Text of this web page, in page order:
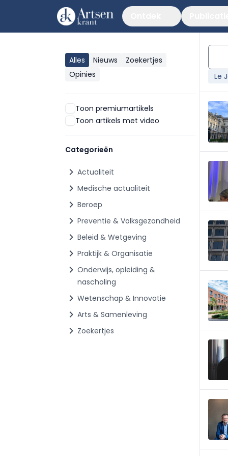
Alles Nieuws
Zoekertjes
Opinies
Toon premiumartikels
Toon artikels met video
Categorieën
chevron_right Actualiteit
chevron_right Medische actualiteit
chevron_right Beroep
chevron_right Preventie & Volksgezondheid
chevron_right Beleid & Wetgeving
chevron_right Praktijk & Organisatie
chevron_right Onderwijs, opleiding &
nascholing
chevron_right Wetenschap & Innovatie
chevron_right Arts & Samenleving
chevron_right Zoekertjes
Le